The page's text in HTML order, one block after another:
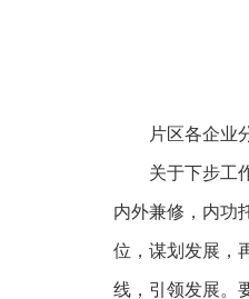
片区各企业
关于下步工
内外兼修，内功
位，谋划发展，
线，引领发展。